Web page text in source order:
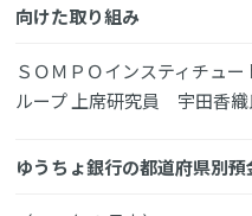
向けた取り組み
ＳＯＭＰＯインスティチュ
ループ 上席研究員 宇田香
ゆうちょ銀行の都道府県別預